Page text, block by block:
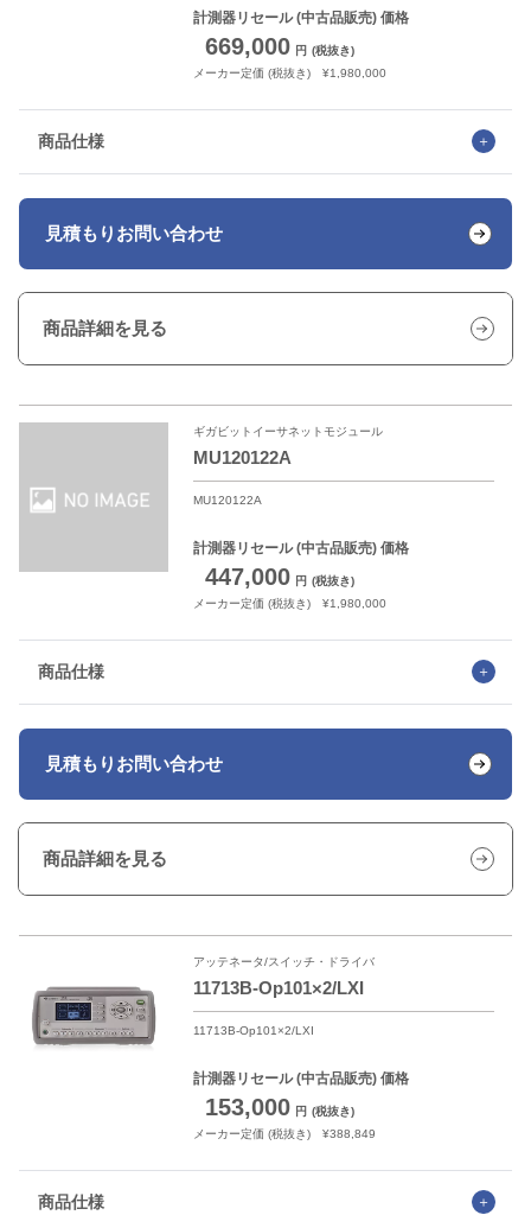
計測器リセール(中古品販売) 価格
669,000 円 (税抜き)
メーカー定価 (税抜き) ¥1,980,000
商品仕様
見積もり お問い合わせ
商品詳細を見る
ギガビットイーサネットモジュール
MU120122A
MU120122A
計測器リセール(中古品販売) 価格
447,000 円 (税抜き)
メーカー定価 (税抜き) ¥1,980,000
商品仕様
見積もり お問い合わせ
商品詳細を見る
アッテネータ/スイッチ・ドライバ
11713B-Op101×2/LXI
11713B-Op101×2/LXI
計測器リセール(中古品販売) 価格
153,000 円 (税抜き)
メーカー定価 (税抜き) ¥388,849
商品仕様